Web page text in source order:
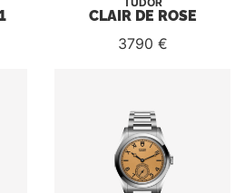
CLAIR DE ROSE
3790 €